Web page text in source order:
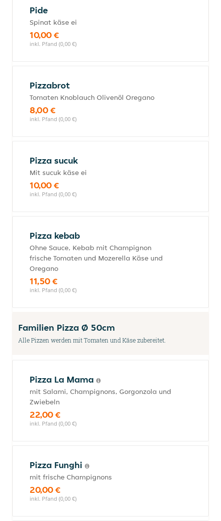
Pide
Spinat käse ei
10,00 €
inkl. Pfand (0,00 €)
Pizzabrot
Tomaten Knoblauch Olivenöl Oregano
8,00 €
inkl. Pfand (0,00 €)
Pizza sucuk
Mit sucuk käse ei
10,00 €
inkl. Pfand (0,00 €)
Pizza kebab
Ohne Sauce, Kebab mit Champignon
frische Tomaten und Mozerella Käse und
Oregano
11,50 €
inkl. Pfand (0,00 €)
Familien Pizza Ø 50cm
Alle Pizzen werden mit Tomaten und Käse zubereitet.
Pizza La Mama
mit Salami, Champignons, Gorgonzola und
Zwiebeln
22,00 €
inkl. Pfand (0,00 €)
Pizza Funghi
mit frische Champignons
20,00 €
inkl. Pfand (0,00 €)